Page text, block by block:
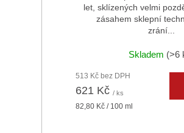
let, sklízených velmi
zásahem sklepní
zrání...
Skladem (>6
513 Kč bez DPH
621 Kč / ks
Měrná
82,80 Kč / 100 ml